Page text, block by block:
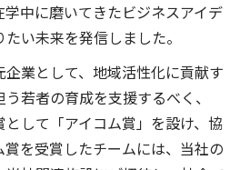
中に磨いてきたビジネスアイデ
い未来を発信しました。
業として、地域活性化に貢献す
若者の育成を支援するべく、
して「アイコム賞」を設け、協
を受賞したチームには、当社の